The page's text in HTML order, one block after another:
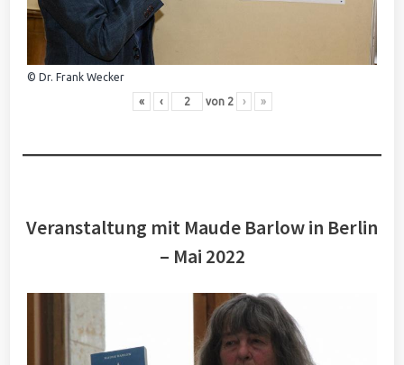
© Dr. Frank Wecker
« ‹ von 2 › »
Veranstaltung mit Maude Barlow in Berlin
– Mai 2022